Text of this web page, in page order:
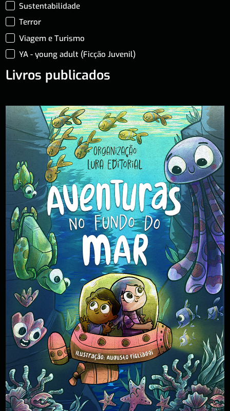
Sustentabilidade
Terror
Viagem e Turismo
YA - young adult (Ficção Juvenil)
Livros publicados